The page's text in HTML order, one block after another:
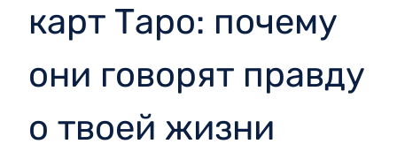
карт Таро: почему
они говорят правду
о твоей жизни